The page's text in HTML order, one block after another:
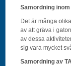
Samordning
Det är många
av att gräva i
av dessa
sig vara mycket
Samordning av